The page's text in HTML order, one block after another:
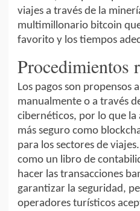
viajes a través de la
multimillonario bitcoin
favorito y los tiempos
Procedimientos
Los pagos son propensos
manualmente o a través
cibernéticos, por lo que
más seguro como
para los sectores de
como un libro de
hacer las transacciones
garantizar la seguridad,
operadores turísticos